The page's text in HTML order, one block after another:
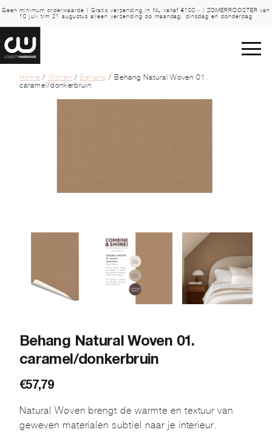
Geen minimum orderwaarde | Gratis verzending in NL vanaf €100,- | ZOMERROOSTER van
10 juli t/m 21 augustus alleen verzending op maandag, dinsdag en donderdag
Home / Wonen / Behang / Behang Natural Woven 01.
caramel/donkerbruin
Behang Natural Woven 01.
caramel/donkerbruin
€57,79
Natural Woven brengt de warmte en textuur van
geweven materialen subtiel naar je interieur.